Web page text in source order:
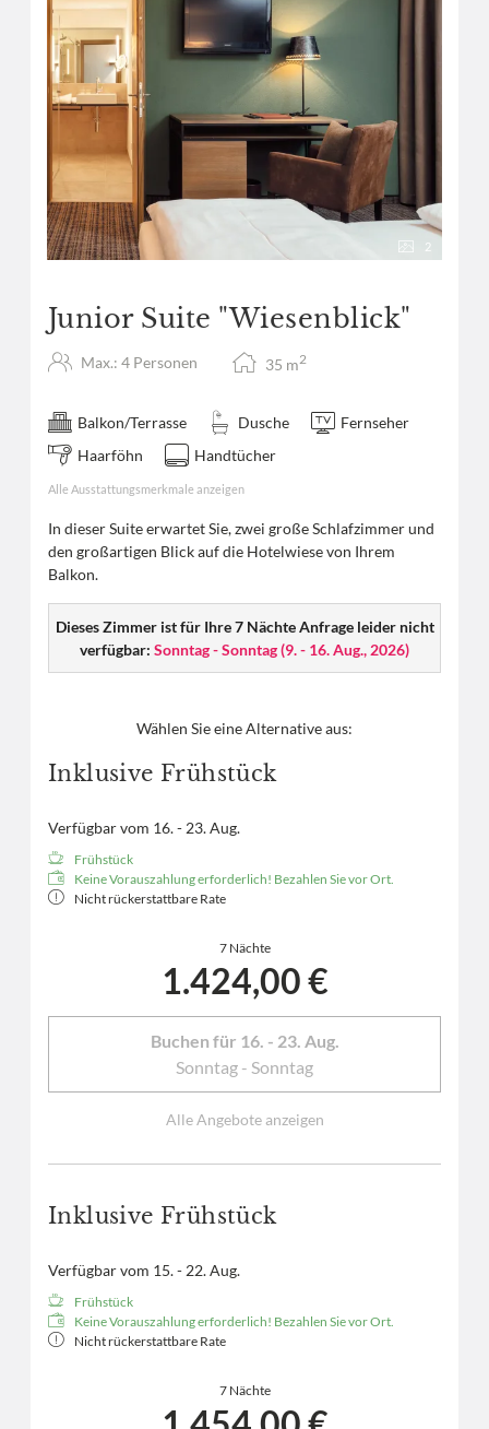
2
Junior Suite "Wiesenblick"
Max.: 4 Personen 35 m2
Balkon/Terrasse Dusche
Fernseher
Haarföhn
Handtücher
Alle Ausstattungsmerkmale anzeigen
In dieser Suite erwartet Sie, zwei große Schlafzimmer und
den großartigen Blick auf die Hotelwiese von Ihrem
Balkon.
Dieses Zimmer ist für Ihre 7 Nächte Anfrage leider nicht
verfügbar: Sonntag - Sonntag(9. - 16. Aug., 2026)
Wählen Sie eine Alternative aus:
Inklusive Frühstück
Verfügbar vom 16. - 23. Aug.
Frühstück
Keine Vorauszahlung erforderlich! Bezahlen Sie vor Ort.
Nicht rückerstattbare Rate
7 Nächte
1.424,00 €
Buchen für 16. - 23. Aug.
Sonntag - Sonntag
Alle Angebote anzeigen
Inklusive Frühstück
Verfügbar vom 15. - 22. Aug.
Frühstück
Keine Vorauszahlung erforderlich! Bezahlen Sie vor Ort.
Nicht rückerstattbare Rate
7 Nächte